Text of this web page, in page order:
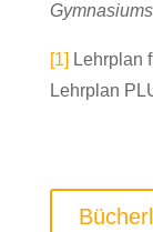
[1] Lehrplan
Lehrplan